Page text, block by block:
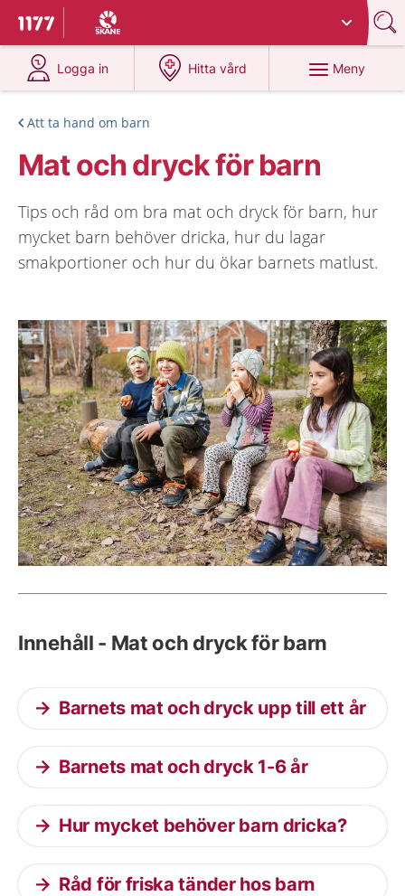
Till startsidan för 1177
Du har valt region
Logga in
på 1177.se
Hitta vård
på 1177.se
Meny
Att ta hand om barn
Mat och dryck för barn
Tips och råd om bra mat och dryck för barn, hur
mycket barn behöver dricka, hur du lagar
smakportioner och hur du ökar barnets matlust.
Innehåll - Mat och dryck för barn
Barnets mat och dryck upp till ett år
Barnets mat och dryck 1-6 år
Hur mycket behöver barn dricka?
Råd för friska tänder hos barn